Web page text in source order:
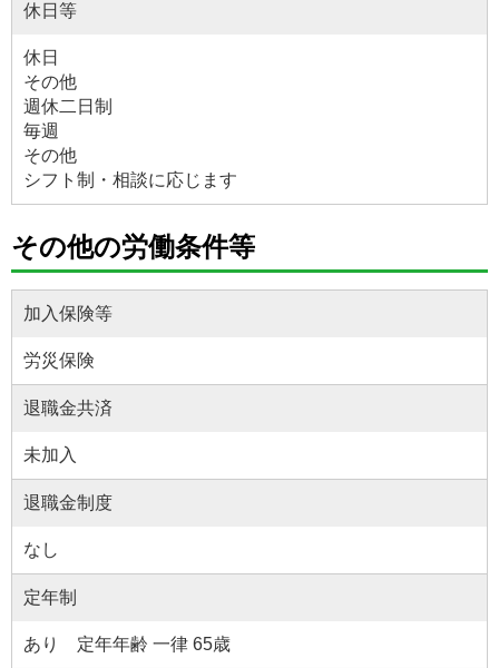
休日等
休日
その他
週休二日制
毎週
その他
シフト制・相談に応じます
その他の労働条件等
加入保険等
労災保険
退職金共済
未加入
退職金制度
なし
定年制
あり 定年年齢 一律 65歳